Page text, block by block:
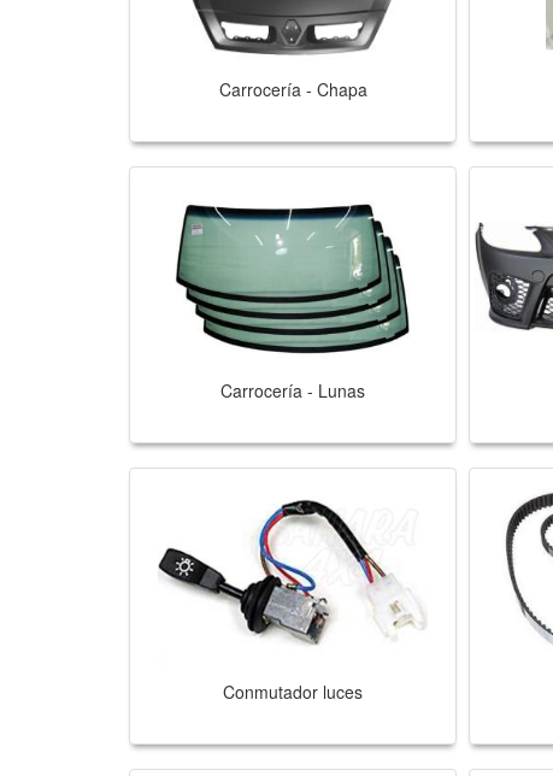
Carrocería - Chapa
Carrocería - Lunas
Conmutador luces